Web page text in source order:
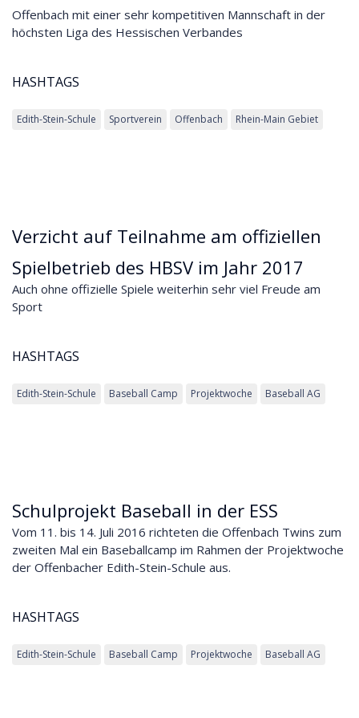
Offenbach mit einer sehr kompetitiven Mannschaft in der
höchsten Liga des Hessischen Verbandes
HASHTAGS
Edith-Stein-Schule Sportverein Offenbach Rhein-Main Gebiet
Verzicht auf Teilnahme am offiziellen
Spielbetrieb des HBSV im Jahr 2017
Auch ohne offizielle Spiele weiterhin sehr viel Freude am
Sport
HASHTAGS
Edith-Stein-Schule Baseball Camp Projektwoche Baseball AG
Schulprojekt Baseball in der ESS
Vom 11. bis 14. Juli 2016 richteten die Offenbach Twins zum
zweiten Mal ein Baseballcamp im Rahmen der Projektwoche
der Offenbacher Edith-Stein-Schule aus.
HASHTAGS
Edith-Stein-Schule Baseball Camp Projektwoche Baseball AG